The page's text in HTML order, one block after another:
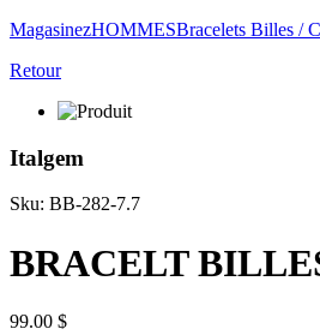
MagasinezHOMMESBracelets Billes /
Retour
Italgem
Sku: BB-282-7.7
BRACELT
99.00 $